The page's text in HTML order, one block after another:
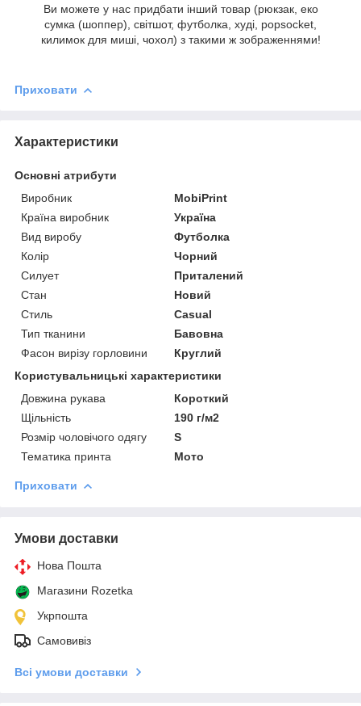
Ви можете у нас придбати інший товар (рюкзак, еко
сумка (шоппер), світшот, футболка, худі, popsocket,
килимок для миші, чохол) з такими ж зображеннями!
Приховати
Характеристики
Основні атрибути
Виробник
MobiPrint
Країна виробник
Україна
Вид виробу
Футболка
Колір
Чорний
Силует
Приталений
Стан
Новий
Стиль
Casual
Тип тканини
Бавовна
Фасон вирізу горловини
Круглий
Користувальницькі характеристики
Довжина рукава
Короткий
Щільність
190 г/м2
Розмір чоловічого одягу
S
Тематика принта
Мото
Приховати
Умови доставки
Нова Пошта
Магазини Rozetka
Укрпошта
Самовивіз
Всі умови доставки